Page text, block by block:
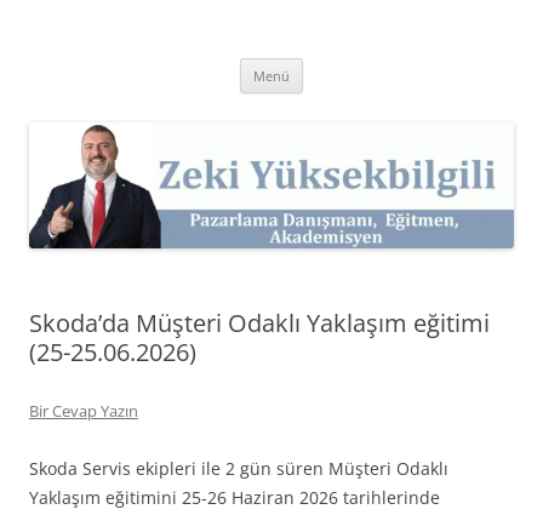
Kişisel Web Sitesi.
Menü
Skoda’da Müşteri Odaklı Yaklaşım eğitimi
(25-25.06.2026)
Bir Cevap Yazın
Skoda Servis ekipleri ile 2 gün süren Müşteri Odaklı
Yaklaşım eğitimini 25-26 Haziran 2026 tarihlerinde